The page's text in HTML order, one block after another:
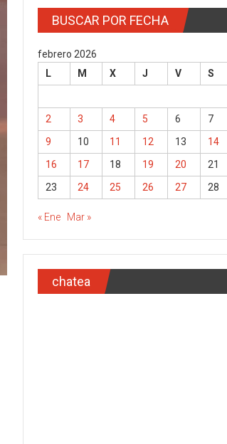
BUSCAR POR FECHA
febrero 2026
L
M X J V S
2
3 4 5 6 7
9
10 11 12 13 14
16
17 18 19 20 21
23
24 25 26 27 28
« Ene Mar »
chatea